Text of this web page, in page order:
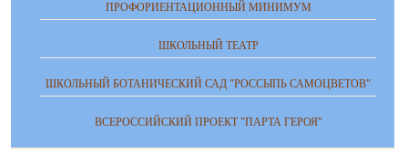
ПРОФОРИЕНТАЦИОННЫЙ МИНИМУМ
ШКОЛЬНЫЙ ТЕАТР
ШКОЛЬНЫЙ БОТАНИЧЕСКИЙ САД "РОССЫПЬ САМОЦВЕТОВ"
ВСЕРОССИЙСКИЙ ПРОЕКТ "ПАРТА ГЕРОЯ"